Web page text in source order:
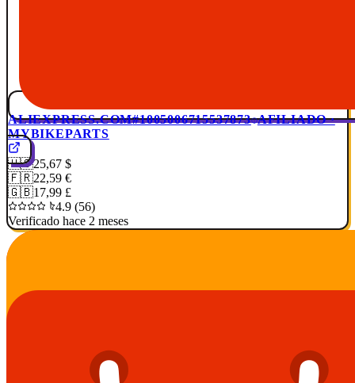
ALIEXPRESS.COM#1005006715537873 AFILIADO ·
MYBIKEPARTS
🇺🇸25,67 $
🇫🇷22,59 €
🇬🇧17,99 £
4.9 (56)
Verificado hace 2 meses